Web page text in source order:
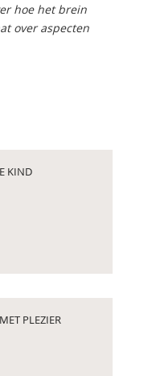
hoe het brein
over aspecten
KIND
PLEZIER